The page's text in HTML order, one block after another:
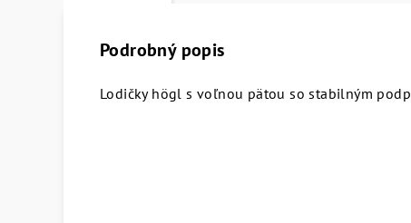
Podrobný popis
Lodičky högl s voľnou pätou so stabilným